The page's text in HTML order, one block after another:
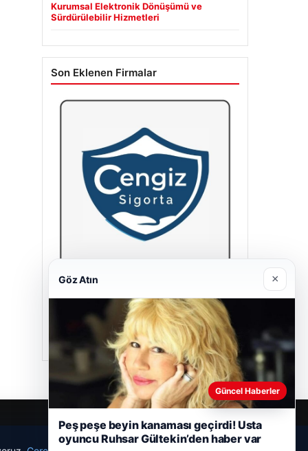
Kurumsal Elektronik Dönüşümü ve
Sürdürülebilir Hizmetleri
Son Eklenen Firmalar
Göz Atın ×
Güncel Haberler
Peş peşe beyin kanaması geçirdi! Usta
oyuncu Ruhsar Gültekin’den haber var